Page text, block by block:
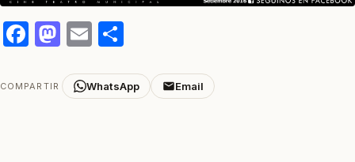
Facebook
Mastodon
Email
COMPARTIR WhatsApp Email